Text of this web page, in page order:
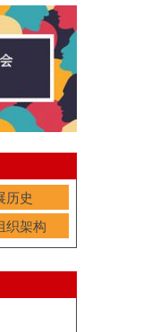
历史
织架构